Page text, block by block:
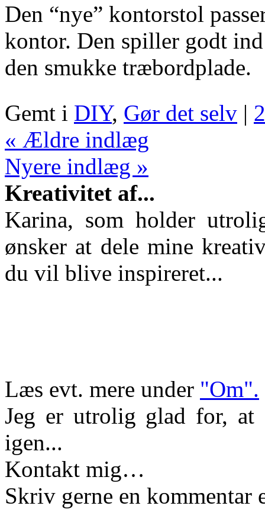
Den “nye” kontorstol
kontor. Den spiller godt
den smukke træbordplade.
Gemt i DIY, Gør det selv |
« Ældre indlæg
Nyere indlæg »
Kreativitet af...
Karina, som holder
ønsker at dele mine
du vil blive inspireret...
Læs evt. mere under "Om".
Jeg er utrolig glad for,
igen...
Kontakt mig…
Skriv gerne en kommentar